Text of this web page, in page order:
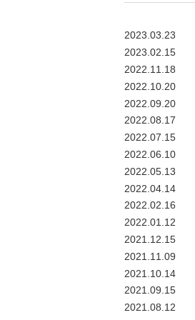
2023.03.23
2023.02.15
2022.11.18
2022.10.20
2022.09.20
2022.08.17
2022.07.15
2022.06.10
2022.05.13
2022.04.14
2022.02.16
2022.01.12
2021.12.15
2021.11.09
2021.10.14
2021.09.15
2021.08.12